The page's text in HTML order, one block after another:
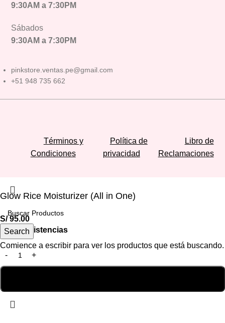
9:30AM a 7:30PM
Sábados
9:30AM a 7:30PM
pinkstore.ventas.pe@gmail.com
+51 948 735 662
Términos y
Condiciones
Política de
privacidad
Libro de
Reclamaciones
Search
Comience a escribir para ver los productos que está buscando.
Glow Rice Moisturizer (All in One)
S/95.00
Hay existencias